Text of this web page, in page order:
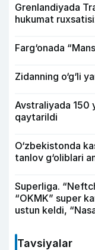
Grenlandiyada
hukumat
Farg‘onada
Zidanning o‘g‘li
Avstraliyada 150
qaytarildi
O‘zbekistonda
tanlov g‘oliblari
Superliga.
“OKMK” super
ustun keldi,
Tavsiyalar